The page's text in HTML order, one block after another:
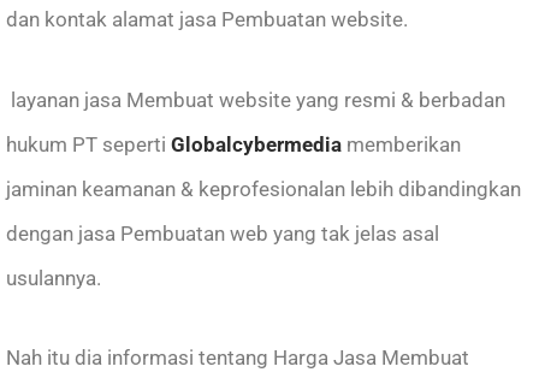
dan kontak alamat jasa Pembuatan website.
layanan jasa Membuat website yang resmi & berbadan
hukum PT seperti Globalcybermedia memberikan
jaminan keamanan & keprofesionalan lebih dibandingkan
dengan jasa Pembuatan web yang tak jelas asal
usulannya.
Nah itu dia informasi tentang Harga Jasa Membuat